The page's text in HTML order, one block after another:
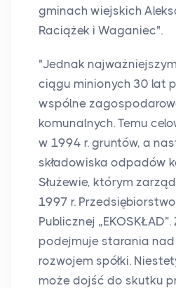
gminach wiejskich
Raciążek i Waganiec".
"Jednak
ciągu minionych 30 lat
wspólne
komunalnych. Temu
w 1994 r. gruntów, a
składowiska odpadów
Służewie, którym
1997 r.
Publicznej
podejmuje starania nad
rozwojem spółki.
może dojść do skutku